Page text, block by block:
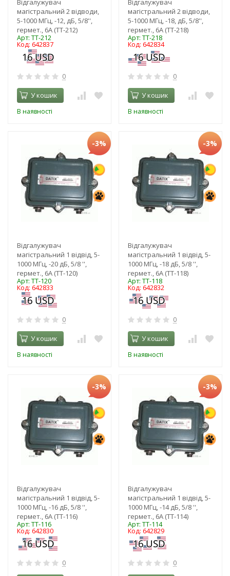
магістральний 2 відводи,
5-1000 МГц, -12, дБ, 5/8'',
гермет., 6А (TT-212)
Арт: TT-212
Код: 642837
0
У кошик
В наявності
магістральний 2 відводи,
5-1000 МГц, -18, дБ, 5/8'',
гермет., 6А (TT-218)
Арт: TT-218
Код: 642834
0
У кошик
В наявності
-3%
Відгалужувач
магістральний 1 відвід, 5-
1000 МГц, -20 дБ, 5/8 '',
гермет., 6А (TT-120)
Арт: TT-120
Код: 642833
0
У кошик
В наявності
-3%
Відгалужувач
магістральний 1 відвід, 5-
1000 МГц, -18 дБ, 5/8 '',
гермет., 6А (TT-118)
Арт: TT-118
Код: 642832
0
У кошик
В наявності
-3%
Відгалужувач
магістральний 1 відвід, 5-
1000 МГц, -16 дБ, 5/8 '',
гермет., 6А (TT-116)
Арт: TT-116
Код: 642830
0
-3%
Відгалужувач
магістральний 1 відвід, 5-
1000 МГц, -14 дБ, 5/8 '',
гермет., 6А (TT-114)
Арт: TT-114
Код: 642829
0